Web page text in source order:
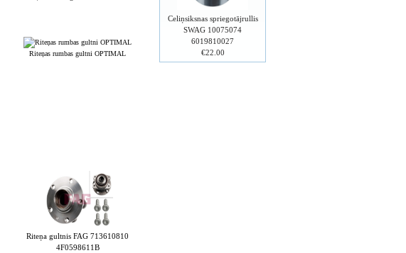
Riteņas rumbas gultni OPTIMAL
Riteņa gultnis FAG 713610810
4F0598611B
Celiņsiksnas spriegotājrullis
SWAG 10075074
6019810027
€22.00